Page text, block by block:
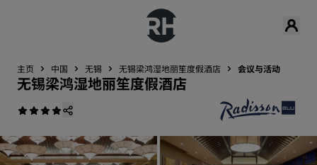
主页 中国 无锡 无锡梁鸿湿地丽笙度假酒店 会议与活动
无锡梁鸿湿地丽笙度假酒店